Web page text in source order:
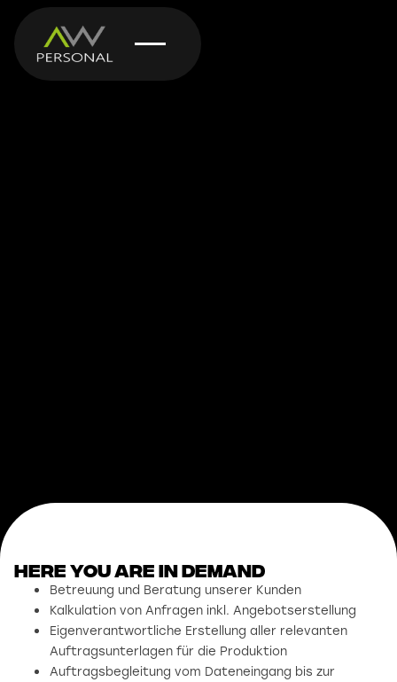
Here you are in demand
Betreuung und Beratung unserer Kunden
Kalkulation von Anfragen inkl. Angebotserstellung
Eigenverantwortliche Erstellung aller relevanten
Auftragsunterlagen für die Produktion
Auftragsbegleitung vom Dateneingang bis zur